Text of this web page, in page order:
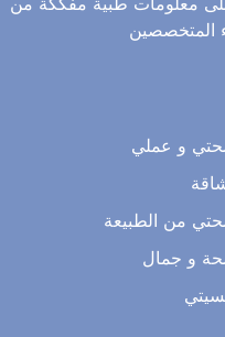
المتخصصين
و عملي
من الطبيعة
و جمال